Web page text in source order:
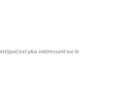
est plus intéressant sur le